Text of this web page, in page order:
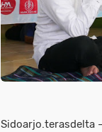
Sidoarjo.terasdelta